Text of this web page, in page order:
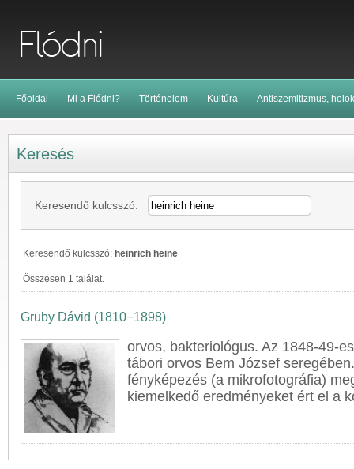
Főoldal Mi a Flódni? Történelem Kultúra Antiszemitizmus,
Keresés
Keresendő kulcsszó:
Keresendő kulcsszó: heinrich heine
Összesen 1 találat.
Gruby Dávid (1810−1898)
orvos, bakteriológus. Az 1848-49-
tábori orvos Bem József
fényképezés (a mikrofotográfia)
kiemelkedő eredményeket ért el a